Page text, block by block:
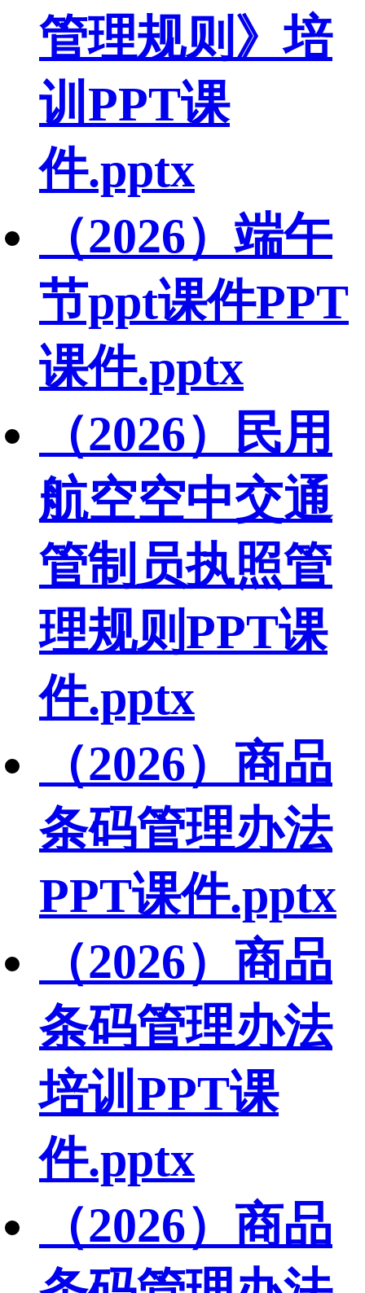
管理规则》培
训PPT课
件.pptx
（2026）端午
节ppt课件PPT
课件.pptx
（2026）民用
航空空中交通
管制员执照管
理规则PPT课
件.pptx
（2026）商品
条码管理办法
PPT课件.pptx
（2026）商品
条码管理办法
培训PPT课
件.pptx
（2026）商品